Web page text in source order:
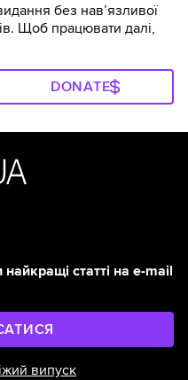
без навʼязливої
Щоб працювати далі,
DONATE
статті на e-mail
випуск